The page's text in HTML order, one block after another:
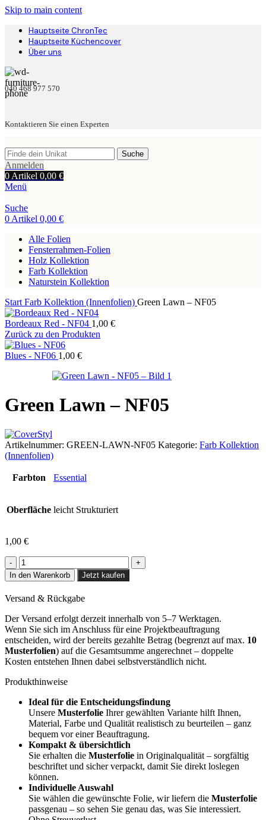
Skip to main content
Hauptseite ChronTec
Hauptseite Küchencover
Über uns
040 468 977 570
Kontaktieren Sie einen Experten
Suche
Anmelden
0 Artikel 0,00 €
Menü
Suche
0 Artikel 0,00 €
Alle Folien
Fensterrahmen-Folien
Holz Kollektion
Farb Kollektion
Naturstein Kollektion
Start Farb Kollektion (Innenfolien) Green Lawn – NF05
Bordeaux Red - NF04 1,00 €
Zurück zu den Produkten
Blues - NF06 1,00 €
Green Lawn – NF05
Artikelnummer: GREEN-LAWN-NF05 Kategorie: Farb Kollektion
(Innenfolien)
Farbton Essential
Oberfläche leicht Strukturiert
1,00 €
Green
Lawn
-
NF05
Menge
In den Warenkorb Jetzt kaufen
Versand & Rückgabe
Der Versand erfolgt derzeit innerhalb von 5–7 Werktagen.
Wenn Sie sich im Anschluss für eine Projektbeauftragung
entscheiden, wird der bereits gezahlte Betrag (begrenzt auf max. 10
Musterfolien) auf die Gesamtsumme angerechnet – doppelte
Kosten entstehen Ihnen dabei selbstverständlich nicht.
Produkthinweise
Ideal für die Entscheidungsfindung
Unsere Musterfolie Ihrer gewählten Variante hilft Ihnen,
Material, Farbe und Qualität realistisch zu beurteilen – ganz
bequem vor einer Beauftragung.
Kompakt & übersichtlich
Sie erhalten die Musterfolie in Originalqualität – sorgfältig
beschriftet und sicher verpackt, damit Sie direkt loslegen
können.
Individuelle Auswahl
Sie wählen die gewünschte Folie, wir liefern die Musterfolie
passgenau – so sehen Sie genau das, was Sie interessiert.